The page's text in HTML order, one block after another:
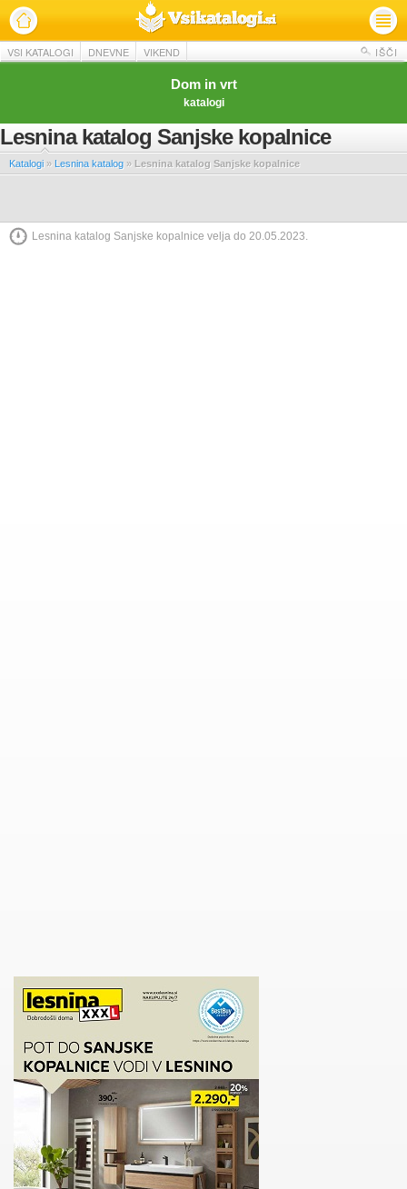
VSI KATALOGI DNEVNE VIKEND IŠČI
Dom in vrt
katalogi
Lesnina katalog Sanjske kopalnice
Katalogi » Lesnina katalog » Lesnina katalog Sanjske kopalnice
Lesnina katalog Sanjske kopalnice velja do 20.05.2023.